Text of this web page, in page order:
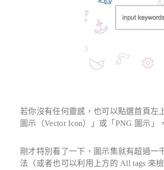
若你沒有任何靈感，也可以點選首頁左
圖示（Vector Icon）」或「PNG 圖示
剛才特別看了一下，圖示集就有超過
法（或者也可以利用上方的 All tags 來